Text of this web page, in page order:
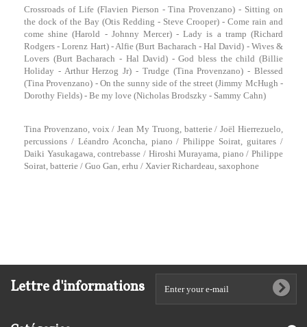
Crossroads of Life (Flavien Pierson - Tina Provenzano) - Sitting on
the dock of the Bay (Otis Redding - Steve Crooper) - Come rain and
come shine (Harold - Johnny Mercer) - Lady is a tramp (Richard
Rodgers - Lorenz Hart) - Alfie (Burt Bacharach - Hal David) - Wives &
Lovers (Burt Bacharach - Hal David) - God bless the child (Billie
Holiday - Arthur Herzog Jr) - Trudge (Tina Provenzano) - Blessed
(Tina Provenzano) - On the sunny side of the street (Jimmy McHugh -
Dorothy Fields) - Be my love (Nicholas Brodszky - Sammy Cahn)
Tina Provenzano, voix / Jean My Truong, batterie / Joël Hierrezuelo,
percussions / Léandro Aconcha, piano / Philippe Soirat, guitares /
Daiki Yasukagawa, contrebasse / Hiroshi Murayama, piano / Philippe
Soirat, batterie / Guo Gan, erhu / Xavier Richardeau, saxophone
Lettre d'informations